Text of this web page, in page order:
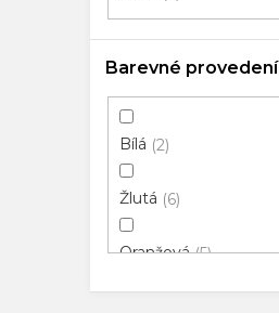
Barevné provedení
Bílá 2
Žlutá 6
Oranžová 5